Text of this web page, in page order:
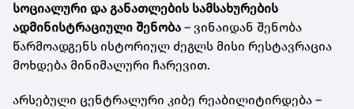
სოციალური და განათლების სამსახურების
ადმინისტრაციული შენობა – ვინაიდან შენობა
წარმოადგენს ისტორიულ ძეგლს მისი რესტავრაცია
მოხდება მინიმალური ჩარევით.
არსებული ცენტრალური კიბე რეაბილიტირდება –